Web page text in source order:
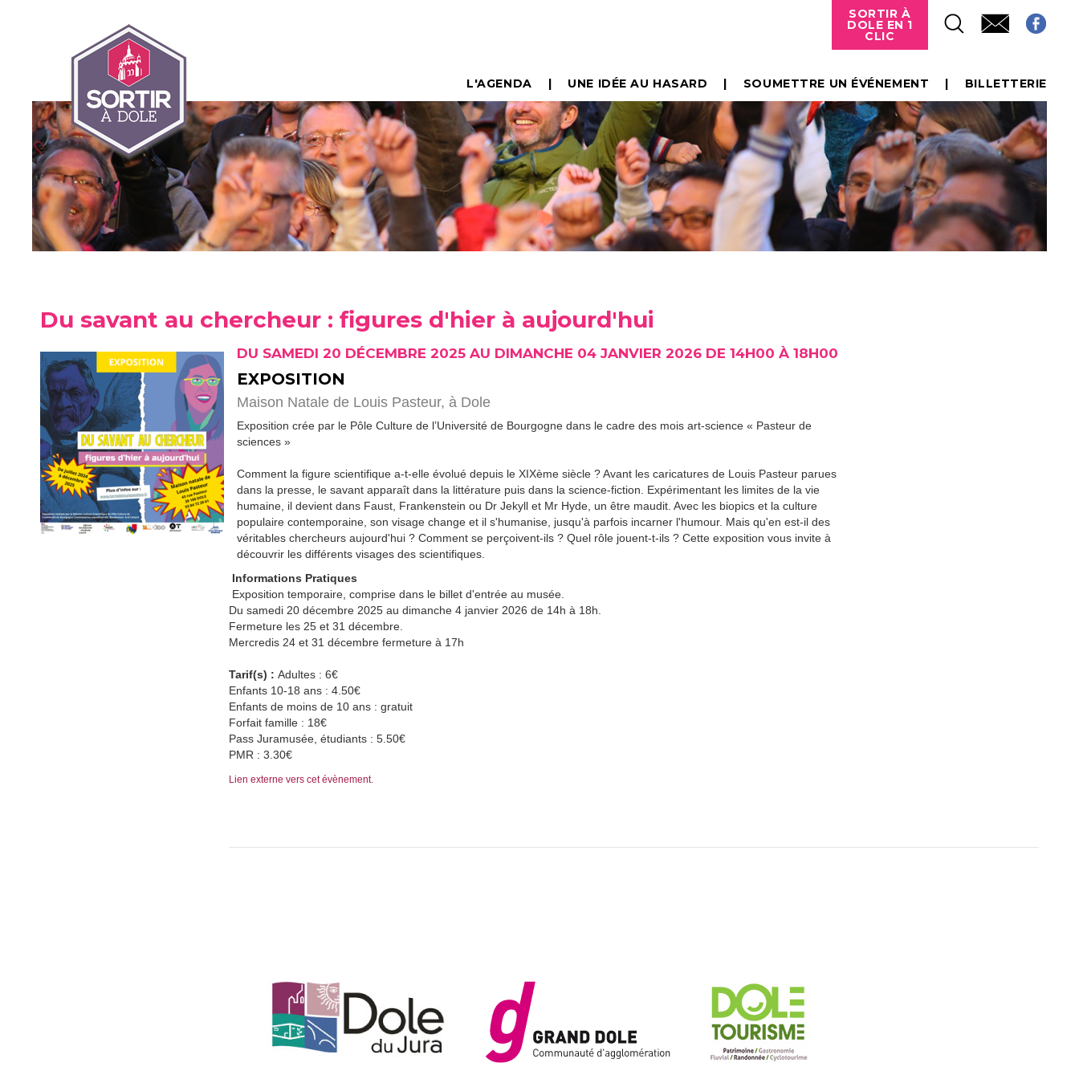
SORTIR À
DOLE EN 1
CLIC
L'AGENDA UNE IDÉE AU HASARD SOUMETTRE UN ÉVÉNEMENT BILLETTERIE
Du savant au chercheur : figures d'hier à aujourd'hui
DU SAMEDI 20 DÉCEMBRE 2025 AU DIMANCHE 04 JANVIER 2026 DE 14H00 À 18H00
EXPOSITION
Maison Natale de Louis Pasteur, à Dole
Exposition crée par le Pôle Culture de l’Université de Bourgogne dans le cadre des mois art-science « Pasteur de
sciences »
Comment la figure scientifique a-t-elle évolué depuis le XIXème siècle ? Avant les caricatures de Louis Pasteur parues
dans la presse, le savant apparaît dans la littérature puis dans la science-fiction. Expérimentant les limites de la vie
humaine, il devient dans Faust, Frankenstein ou Dr Jekyll et Mr Hyde, un être maudit. Avec les biopics et la culture
populaire contemporaine, son visage change et il s'humanise, jusqu'à parfois incarner l'humour. Mais qu'en est-il des
véritables chercheurs aujourd'hui ? Comment se perçoivent-ils ? Quel rôle jouent-t-ils ? Cette exposition vous invite à
découvrir les différents visages des scientifiques.
Informations Pratiques
Exposition temporaire, comprise dans le billet d'entrée au musée.
Du samedi 20 décembre 2025 au dimanche 4 janvier 2026 de 14h à 18h.
Fermeture les 25 et 31 décembre.
Mercredis 24 et 31 décembre fermeture à 17h
Tarif(s) : Adultes : 6€
Enfants 10-18 ans : 4.50€
Enfants de moins de 10 ans : gratuit
Forfait famille : 18€
Pass Juramusée, étudiants : 5.50€
PMR : 3.30€
Lien externe vers cet évènement.